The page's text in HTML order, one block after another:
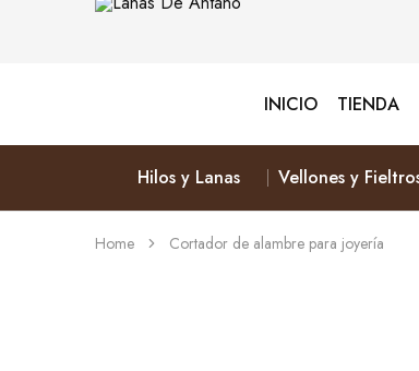
Antaño
&
INICIO TIENDA
Hilos y Lanas Vellones y
Home Cortador de alambre para joyería